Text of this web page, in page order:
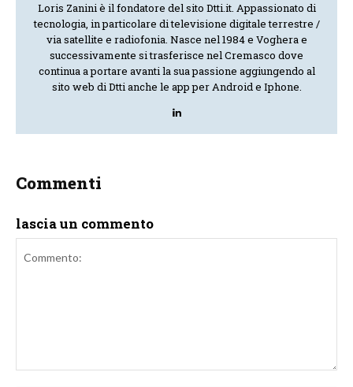
Loris Zanini è il fondatore del sito Dtti.it. Appassionato di
tecnologia, in particolare di televisione digitale terrestre /
via satellite e radiofonia. Nasce nel 1984 e Voghera e
successivamente si trasferisce nel Cremasco dove
continua a portare avanti la sua passione aggiungendo al
sito web di Dtti anche le app per Android e Iphone.
Commenti
lascia un commento